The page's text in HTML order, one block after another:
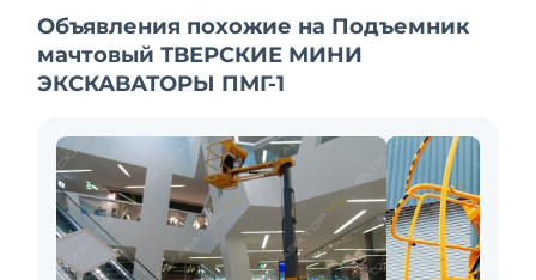
производства работ (ППР) для мачтовых
подъёмников.
Опыт работы команды 8 лет. Вам не придется
долго ждать
проекта. Мы знаем, что делать.
Объявления похожие на Подъемник
мачтовый ТВЕРСКИЕ МИНИ
ЭКСКАВАТОРЫ ПМГ-1